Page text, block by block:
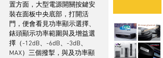
置方面，大型電源開關按鍵安
裝在面板中央底部，打開活
門，便會看見功率顯示選擇、
錶頭顯示功率範圍與及增益選
擇（-12dB、-6dB、-3dB、
MAX）三個撥掣，與及功率顯